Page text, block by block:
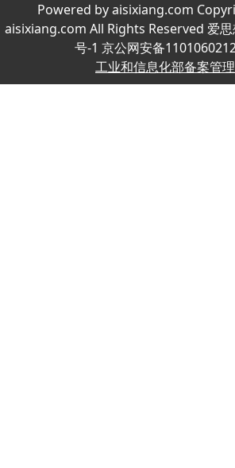
Powered by aisixiang.com
aisixiang.com All Rights Reserved 爱
号-1 京公网安备
工业和信息化部备案管